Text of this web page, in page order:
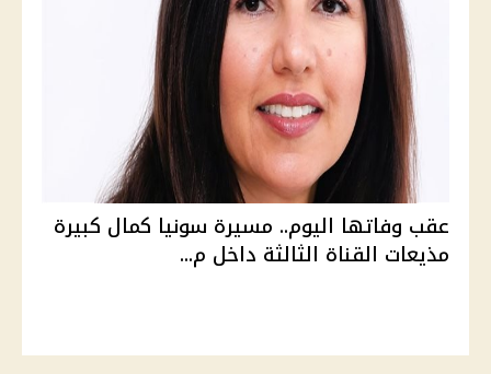
عقب وفاتها اليوم.. مسيرة سونيا كمال كبيرة
مذيعات القناة الثالثة داخل م...